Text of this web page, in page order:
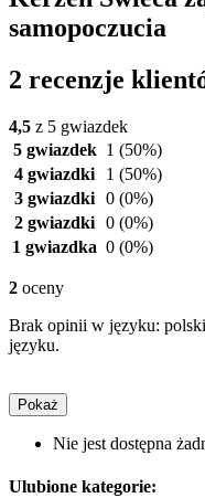
samopoczucia
2 recenzje
4,5 z 5 gwiazdek
5 gwiazdek 1 (50%)
4 gwiazdki
1 (50%)
3 gwiazdki 0 (0%)
2 gwiazdki 0 (0%)
1 gwiazdka 0 (0%)
2 oceny
Brak opinii w języku:
języku.
Pokaż
Nie jest dostępna
Ulubione kategorie: